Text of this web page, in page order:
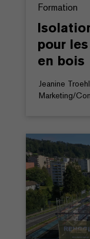
Formation
pour
en bois
Jeanine
Marketing/